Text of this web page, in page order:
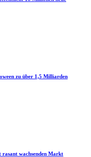
zu über 1,5 Milliarden
rasant wachsenden Markt